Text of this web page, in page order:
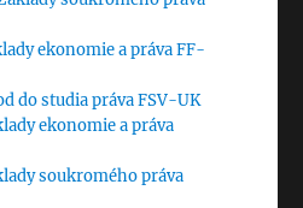
ekonomie a práva FF-
do studia práva FSV-UK
ekonomie a práva
soukromého práva